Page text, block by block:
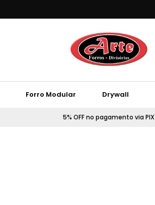
Forro Modular Drywall
5% OFF no pagamento via PIX